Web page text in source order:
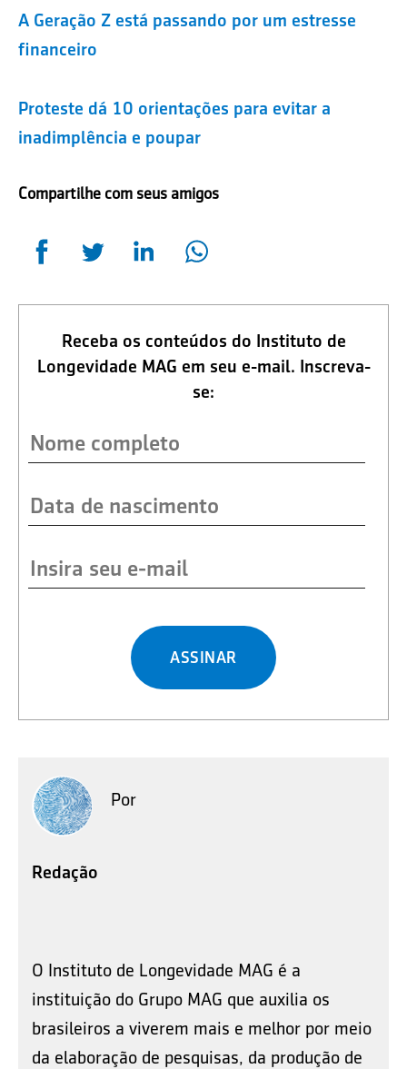
A Geração Z está passando por um estresse
financeiro
Proteste dá 10 orientações para evitar a
inadimplência e poupar
Compartilhe com seus amigos
Receba os conteúdos do Instituto de
Longevidade MAG em seu e-mail. Inscreva-
se:
ASSINAR
Por
Redação
O Instituto de Longevidade MAG é a
instituição do Grupo MAG que auxilia os
brasileiros a viverem mais e melhor por meio
da elaboração de pesquisas, da produção de